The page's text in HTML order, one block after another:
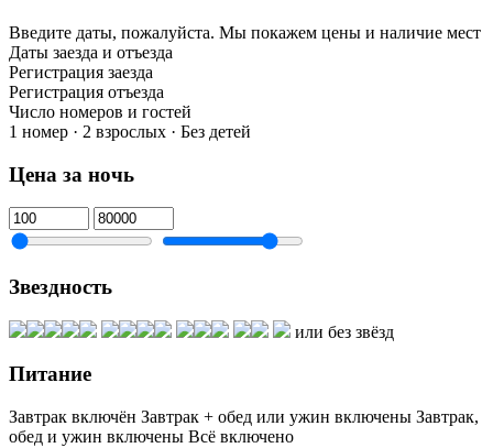
Введите даты, пожалуйста. Мы покажем цены и наличие мест
Даты заезда и отъезда
Регистрация заезда
Регистрация отъезда
Число номеров и гостей
1 номер · 2 взрослых · Без детей
Цена за ночь
Звездность
или без звёзд
Питание
Завтрак включён Завтрак + обед или ужин включены Завтрак,
обед и ужин включены Всё включено